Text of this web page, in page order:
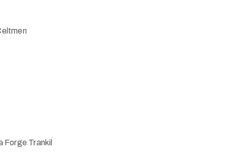
Forge Trankil